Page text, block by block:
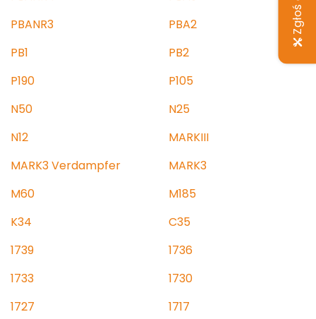
PBANR3
PBA2
PB1
PB2
P190
P105
N50
N25
N12
MARKIII
MARK3 Verdampfer
MARK3
M60
M185
K34
C35
1739
1736
1733
1730
1727
1717